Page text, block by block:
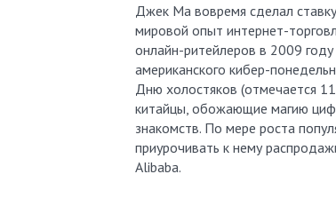
Джек Ма вовремя сделал
мировой опыт интернет-
онлайн-ритейлеров в 2009
американского кибер-
Дню холостяков (отмечается
китайцы, обожающие магию
знакомств. По мере роста
приурочивать к нему
Alibaba.